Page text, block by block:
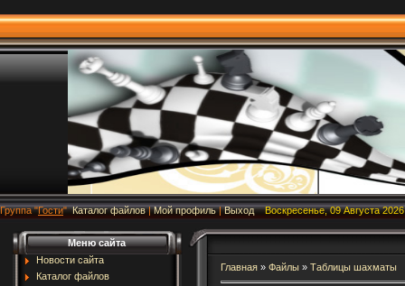
Группа"Гости" Каталог файлов |Мой профиль |Выход Воскресенье, 09 Августа
Меню сайта
Новости сайта
Каталог файлов
Главная » Файлы » Таблицы шахматы